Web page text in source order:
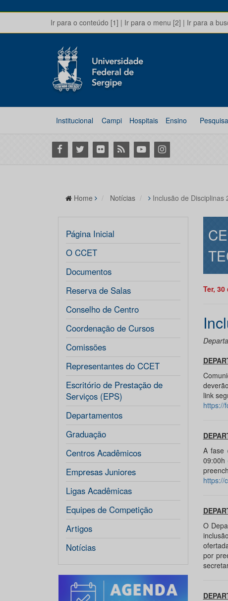
Ir para o conteúdo [1] | Ir para o menu [2] | Ir para a
Institucional Campi Hospitais Ensino
Facebook
Twitter Flickr RSS YoutubeInstagram
Home Notícias Inclusão de Disciplinas
Página Inicial
O CCET
Documentos
Reserva de Salas
Conselho de Centro
Coordenação de Cursos
Comissões
Representantes do CCET
Escritório de Prestação de
Serviços (EPS)
Departamentos
Graduação
Centros Acadêmicos
Empresas Juniores
Ligas Acadêmicas
Equipes de Competição
Artigos
Notícias
Ter,
link
https://
A fase
09:00h
https://
O
por